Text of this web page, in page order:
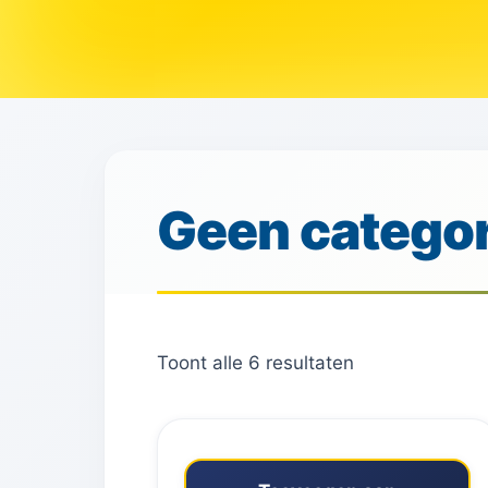
Geen
Toont alle 6 resultaten